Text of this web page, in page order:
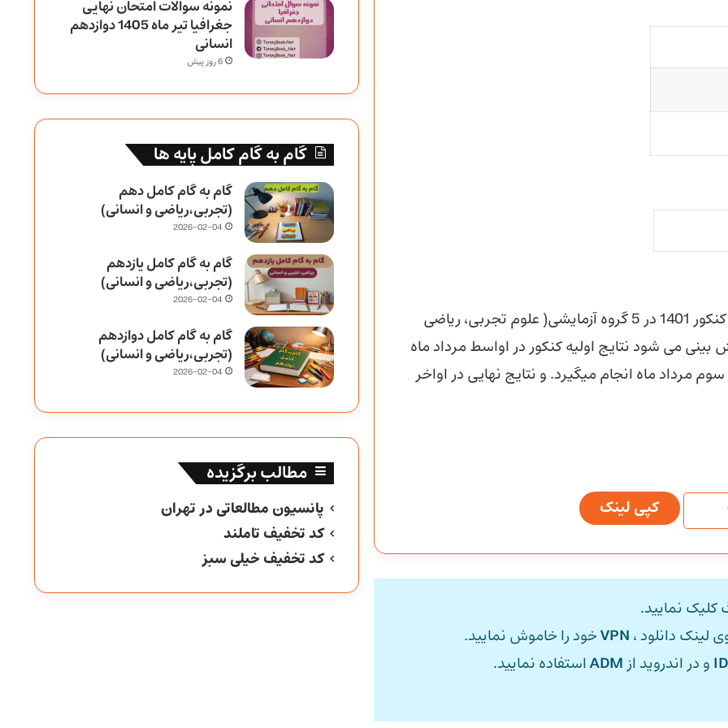
رئیس سازمان سنجش درباره پیش بینی اعلام نتایج کنکور 1401 در 5 گروه آزمایشی( علوم تجربی، ریاضی
می شود نتایج اولیه کنکور در اواسط مرداد ماه
مرداد ماه انجام میگیرد. و نتایج نهایی در اواخر
کپی لینک
کلیک نمایید.
لینک دانلود ، VPNخود را خاموش نمایید.
و در اندروید از ADMاستفاده نمایید.
نمونه سوالات امتحان نهایی
جغرافیا تیر ماه 1405 دوازدهم
انسانی
6 روز پیش
گام به گام کامل پایه ها
گام به گام کامل دهم
(تجربی،ریاضی و انسانی)
2026-02-04
گام به گام کامل یازدهم
(تجربی،ریاضی و انسانی)
2026-02-04
گام به گام کامل دوازدهم
(تجربی،ریاضی و انسانی)
2026-02-04
مطالب برگزیده
پانسیون مطالعاتی در تهران
کد تخفیف تاملند
کد تخفیف خیلی سبز